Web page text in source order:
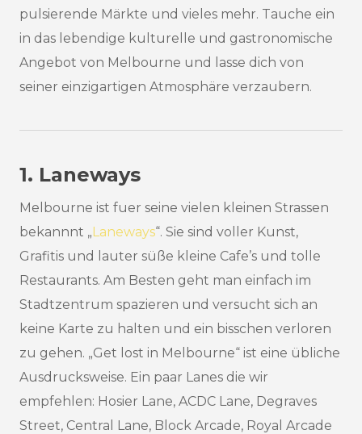
pulsierende Märkte und vieles mehr. Tauche ein
in das lebendige kulturelle und gastronomische
Angebot von Melbourne und lasse dich von
seiner einzigartigen Atmosphäre verzaubern.
1. Laneways
Melbourne ist fuer seine vielen kleinen Strassen
bekannnt „Laneways“. Sie sind voller Kunst,
Grafitis und lauter süße kleine Cafe’s und tolle
Restaurants. Am Besten geht man einfach im
Stadtzentrum spazieren und versucht sich an
keine Karte zu halten und ein bisschen verloren
zu gehen. „Get lost in Melbourne“ ist eine übliche
Ausdrucksweise. Ein paar Lanes die wir
empfehlen: Hosier Lane, ACDC Lane, Degraves
Street, Central Lane, Block Arcade, Royal Arcade